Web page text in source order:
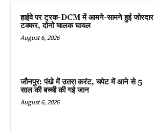
हाईवे पर ट्रक-DCM में आमने-सामने हुई जोरदार
टक्कर, दोनो चालक घायल
August 6, 2026
जौनपुर: पंखे में उतरा करंट, चपेट में आने से 5
साल की बच्ची की गई जान
August 6, 2026